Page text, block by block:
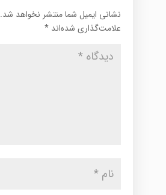
نشانی ایمیل شما منتشر نخواهد شد.
علامت‌گذاری شده‌اند *